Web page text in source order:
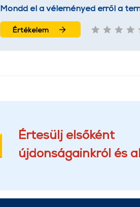
Mondd el a véleményed erről a
Értékelem
Értesülj elsőként
újdonságainkról és